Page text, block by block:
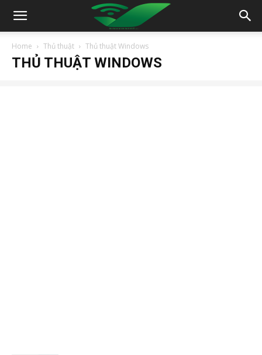
Home Thủ thuật Thủ thuật Windows
THỦ THUẬT WINDOWS